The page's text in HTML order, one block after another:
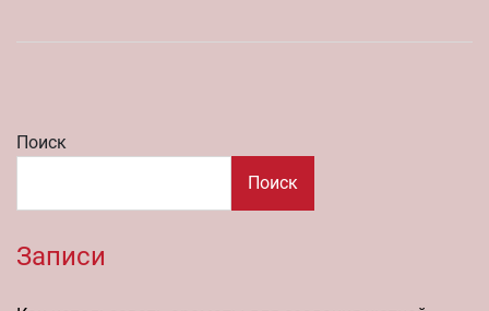
Поиск
Поиск
Записи